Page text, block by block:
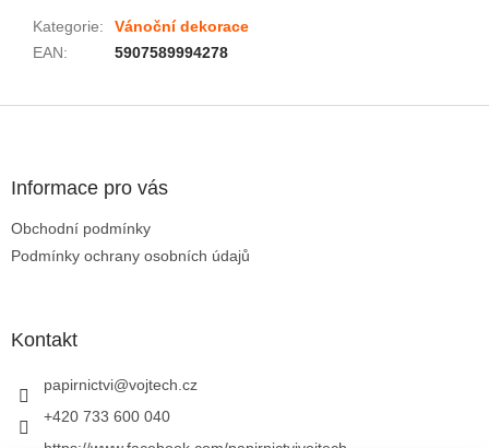
Kategorie:
Vánoční dekorace
EAN: 5907589994278
Informace pro vás
Obchodní podmínky
Podmínky ochrany osobních údajů
Kontakt
papirnictvi@vojtech.cz
+420 733 600 040